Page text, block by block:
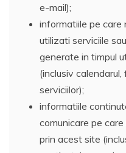
e-mail);
informatiile pe care
utilizati serviciile
generate in timpul
(inclusiv
serviciilor);
informatiile
comunicare pe
prin acest site